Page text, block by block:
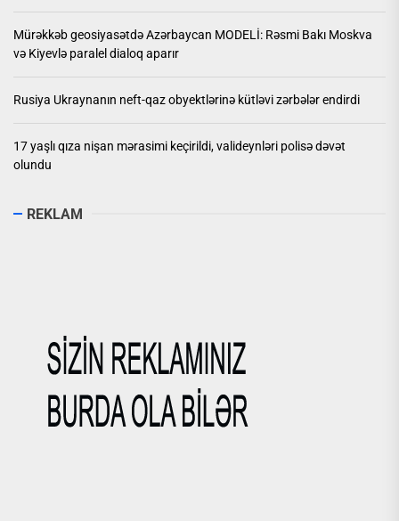
Mürəkkəb geosiyasətdə Azərbaycan MODELİ: Rəsmi Bakı Moskva
və Kiyevlə paralel dialoq aparır
Rusiya Ukraynanın neft-qaz obyektlərinə kütləvi zərbələr endirdi
17 yaşlı qıza nişan mərasimi keçirildi, valideynləri polisə dəvət
olundu
REKLAM